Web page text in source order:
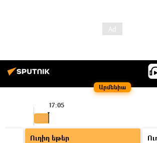
Արմենիա
17:05
Ուղիղ եթեր